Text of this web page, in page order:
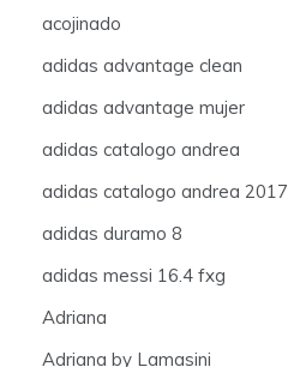
acojinado
adidas advantage clean
adidas advantage mujer
adidas catalogo andrea
adidas catalogo andrea 2017
adidas duramo 8
adidas messi 16.4 fxg
Adriana
Adriana by Lamasini